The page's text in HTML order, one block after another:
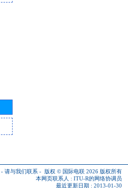
- 请与我们联系 - 版权 © 国际电联 2026 版权所有
本网页联系人 : ITU-R的网络协调员
最近更新日期 : 2013-01-30